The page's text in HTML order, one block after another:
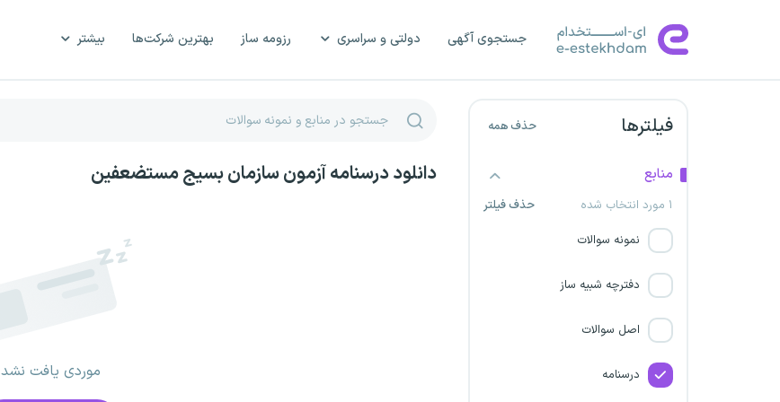
جستجوی آگهی دولتی و سراسری رزومه ساز بهترین شرکت‌ها بیشتر
فیلترها حذف همه
منابع
۱ مورد انتخاب شده
حذف فیلتر
نمونه سوالات
دفترچه شبیه ساز
اصل سوالات
درسنامه
شرکت مجتمع فولاد نیک
مدیریت و برنامه ریزی
دانلود درسنامه آزمون سازمان بسیج مستضعفین
موردی یافت نشد